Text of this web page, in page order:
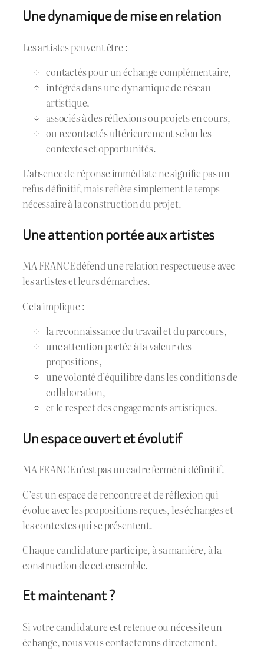
Une dynamique de mise en relation
Les artistes peuvent être :
contactés pour un échange complémentaire,
intégrés dans une dynamique de réseau
artistique,
associés à des réflexions ou projets en cours,
ou recontactés ultérieurement selon les
contextes et opportunités.
L’absence de réponse immédiate ne signifie pas un
refus définitif, mais reflète simplement le temps
nécessaire à la construction du projet.
Une attention portée aux artistes
MA FRANCE défend une relation respectueuse avec
les artistes et leurs démarches.
Cela implique :
la reconnaissance du travail et du parcours,
une attention portée à la valeur des
propositions,
une volonté d’équilibre dans les conditions de
collaboration,
et le respect des engagements artistiques.
Un espace ouvert et évolutif
MA FRANCE n’est pas un cadre fermé ni définitif.
C’est un espace de rencontre et de réflexion qui
évolue avec les propositions reçues, les échanges et
les contextes qui se présentent.
Chaque candidature participe, à sa manière, à la
construction de cet ensemble.
Et maintenant ?
Si votre candidature est retenue ou nécessite un
échange, nous vous contacterons directement.